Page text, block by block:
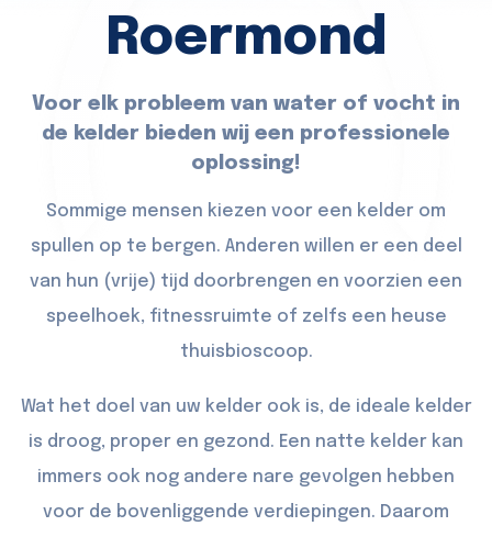
Roermond
Voor elk probleem van water of vocht in
de kelder bieden wij een professionele
oplossing!
Sommige mensen kiezen voor een kelder om
spullen op te bergen. Anderen willen er een deel
van hun (vrije) tijd doorbrengen en voorzien een
speelhoek, fitnessruimte of zelfs een heuse
thuisbioscoop.
Wat het doel van uw kelder ook is, de ideale kelder
is droog, proper en gezond. Een natte kelder kan
immers ook nog andere nare gevolgen hebben
voor de bovenliggende verdiepingen. Daarom